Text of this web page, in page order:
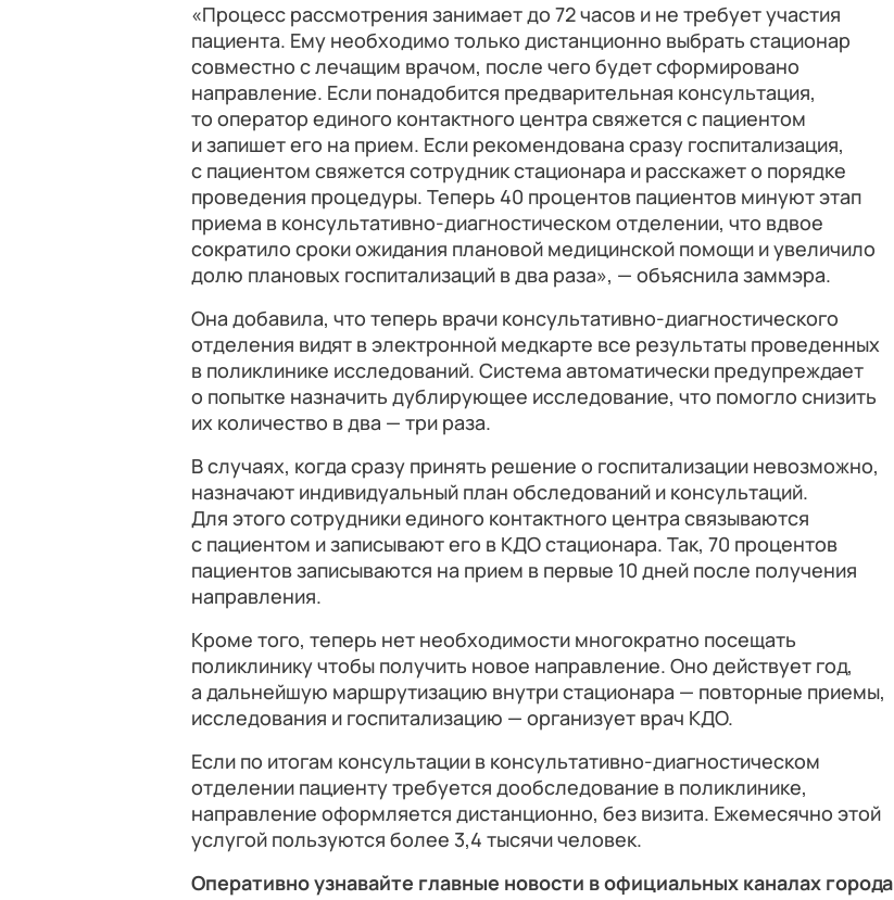
«Процесс рассмотрения занимает до 72 часов и не требует участия
пациента. Ему необходимо только дистанционно выбрать стационар
совместно с лечащим врачом, после чего будет сформировано
направление. Если понадобится предварительная консультация,
то оператор единого контактного центра свяжется с пациентом
и запишет его на прием. Если рекомендована сразу госпитализация,
с пациентом свяжется сотрудник стационара и расскажет о порядке
проведения процедуры. Теперь 40 процентов пациентов минуют этап
приема в консультативно-диагностическом отделении, что вдвое
сократило сроки ожидания плановой медицинской помощи и увеличило
долю плановых госпитализаций в два раза», — объяснила заммэра.
Она добавила, что теперь врачи консультативно-диагностического
отделения видят в электронной медкарте все результаты проведенных
в поликлинике исследований. Система автоматически предупреждает
о попытке назначить дублирующее исследование, что помогло снизить
их количество в два — три раза.
В случаях, когда сразу принять решение о госпитализации невозможно,
назначают индивидуальный план обследований и консультаций.
Для этого сотрудники единого контактного центра связываются
с пациентом и записывают его в КДО стационара. Так, 70 процентов
пациентов записываются на прием в первые 10 дней после получения
направления.
Кроме того, теперь нет необходимости многократно посещать
поликлинику чтобы получить новое направление. Оно действует год,
а дальнейшую маршрутизацию внутри стационара — повторные приемы,
исследования и госпитализацию — организует врач КДО.
Если по итогам консультации в консультативно-диагностическом
отделении пациенту требуется дообследование в поликлинике,
направление оформляется дистанционно, без визита. Ежемесячно этой
услугой пользуются более 3,4 тысячи человек.
Оперативно узнавайте главные новости в официальных каналах города